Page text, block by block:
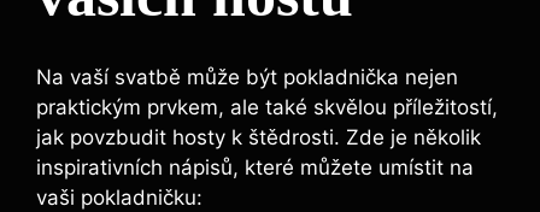
Na vaší svatbě může být pokladnička nejen
praktickým prvkem, ale také skvělou příležitostí,
jak povzbudit hosty k štědrosti. Zde je několik
inspirativních nápisů, které můžete umístit na
vaši pokladničku: